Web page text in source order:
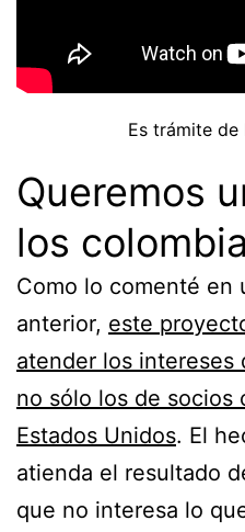
Es trámite
Queremos
los
Como lo comenté en
anterior, este
atender los intereses
no sólo los de socios
Estados Unidos. El
atienda el resultado
que no interesa lo